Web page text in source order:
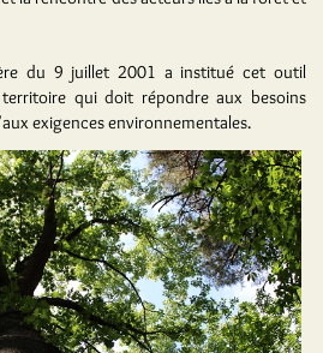
du 9 juillet 2001 a institué cet outil
qui doit répondre aux besoins
exigences environnementales.